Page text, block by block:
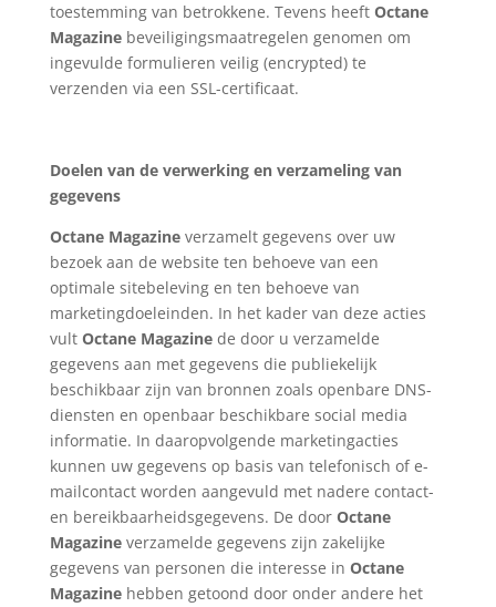
toestemming van betrokkene. Tevens heeft Octane
Magazinebeveiligingsmaatregelen genomen om
ingevulde formulieren veilig (encrypted) te
verzenden via een SSL-certificaat.
Doelen van de verwerking en verzameling van
gegevens
Octane Magazineverzamelt gegevens over uw
bezoek aan de website ten behoeve van een
optimale sitebeleving en ten behoeve van
marketingdoeleinden. In het kader van deze acties
vult Octane Magazinede door u verzamelde
gegevens aan met gegevens die publiekelijk
beschikbaar zijn van bronnen zoals openbare DNS-
diensten en openbaar beschikbare social media
informatie. In daaropvolgende marketingacties
kunnen uw gegevens op basis van telefonisch of e-
mailcontact worden aangevuld met nadere contact-
en bereikbaarheidsgegevens. De door Octane
Magazineverzamelde gegevens zijn zakelijke
gegevens van personen die interesse in Octane
Magazinehebben getoond door onder andere het